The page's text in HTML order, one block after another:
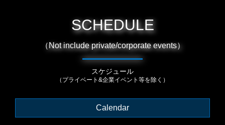
SCHEDULE
（Not include private/corporate events）
スケジュール
（プライベート&企業イベント等を除く）
Calendar